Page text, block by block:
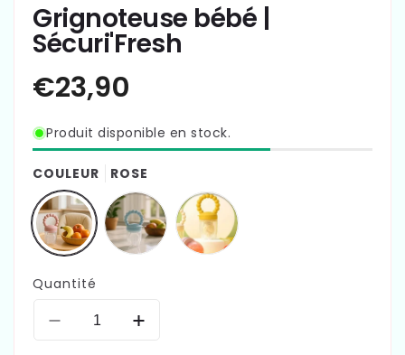
Grignoteuse bébé |
Sécuri'Fresh
Produit disponible en stock.
COULEUR ROSE
Quantité
Réduire
Augmenter